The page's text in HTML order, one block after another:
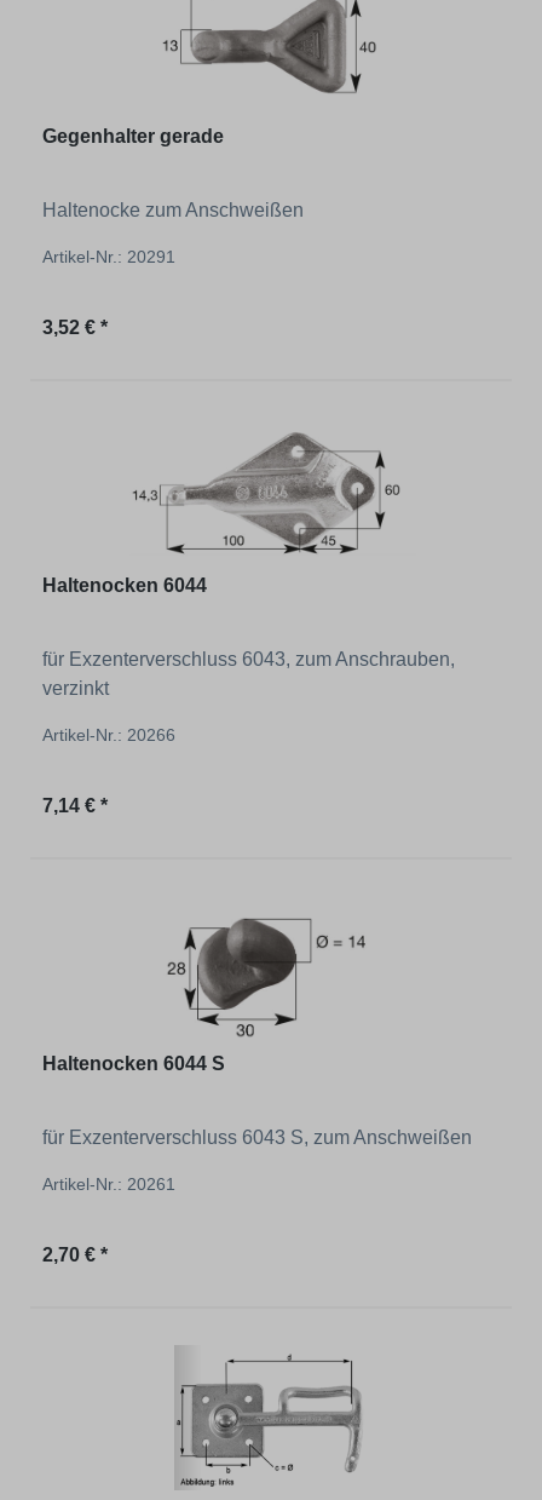
Gegenhalter gerade
Haltenocke zum Anschweißen
Artikel-Nr.: 20291
Regulärer Preis:
3,52 € *
Haltenocken 6044
für Exzenterverschluss 6043, zum Anschrauben,
verzinkt
Artikel-Nr.: 20266
Regulärer Preis:
7,14 € *
Haltenocken 6044 S
für Exzenterverschluss 6043 S, zum Anschweißen
Artikel-Nr.: 20261
Regulärer Preis:
2,70 € *